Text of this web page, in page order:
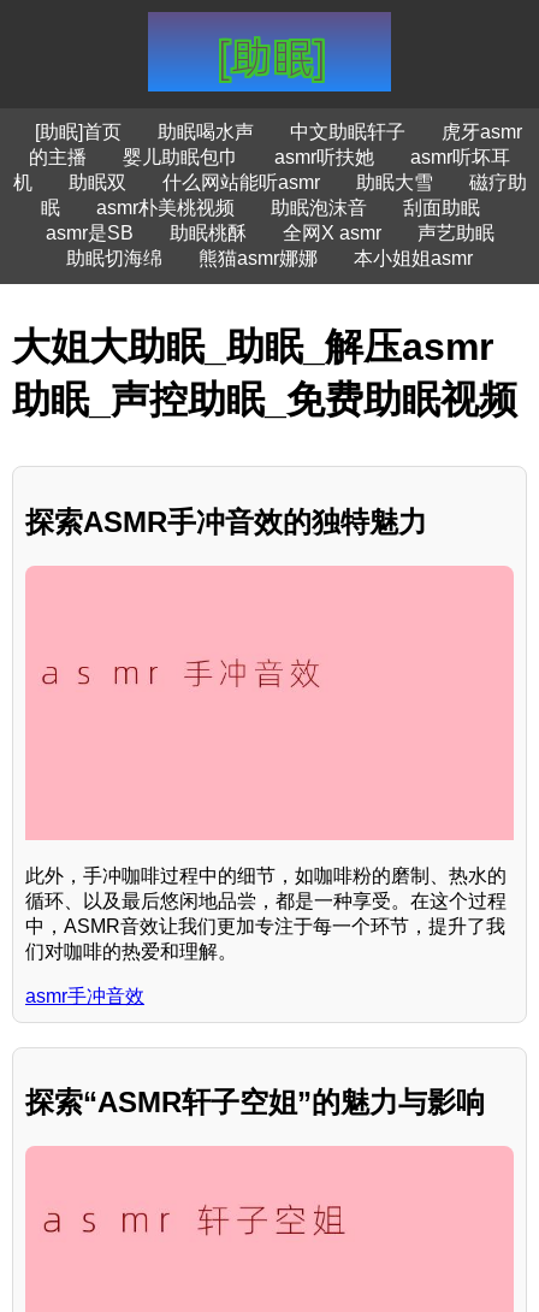
[助眠]首页 助眠喝水声 中文助眠轩子
虎牙asmr
的主播
婴儿助眠包巾 asmr听扶她
asmr听坏耳
机
助眠双 什么网站能听asmr 助眠大雪
磁疗助
眠
asmr朴美桃视频 助眠泡沫音
刮面助眠
asmr是SB
助眠桃酥 全网X asmr
声艺助眠
助眠切海绵
熊猫asmr娜娜 本小姐姐asmr
大姐大助眠_助眠_解压asmr
助眠_声控助眠_免费助眠视频
探索ASMR手冲音效的独特魅力
此外，手冲咖啡过程中的细节，如咖啡粉的磨制、热水的
循环、以及最后悠闲地品尝，都是一种享受。在这个过程
中，ASMR音效让我们更加专注于每一个环节，提升了我
们对咖啡的热爱和理解。
asmr手冲音效
探索“ASMR轩子空姐”的魅力与影响